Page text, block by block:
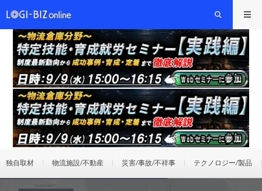
独自取材 物流施設/不動産 災害/事故/不祥事 テクノロジー/製品